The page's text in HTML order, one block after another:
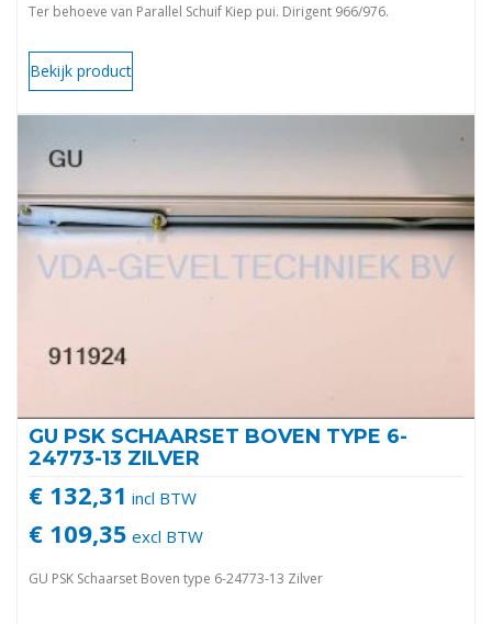
Ter behoeve van Parallel Schuif Kiep pui. Dirigent 966/976.
Bekijk product
GU PSK SCHAARSET BOVEN TYPE 6-
24773-13 ZILVER
€ 132,31 incl BTW
€ 109,35 excl BTW
GU PSK Schaarset Boven type 6-24773-13 Zilver